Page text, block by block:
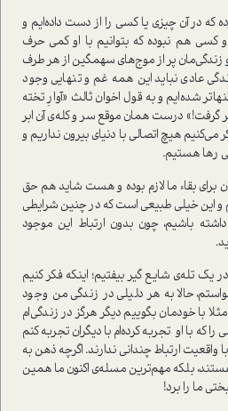
که در آن چیزی یا کسی را از دست داده‌ایم و
و کسی هم نبوده که بتوانیم با او کمی حرف
و زندگی‌مان پر از موج‌های سهمگین از هر طرف
عادی نباید این همه غم و تنهایی وجود
شده‌ایم و به قول اخوان ثالث «آوارِ تخته
گرفت!» درست همان موقع سر و کله‌ی آن ابر
می‌کنیم هیچ اتصالی با دنیای بیرون نداریم و
رها هستیم.
برای بقاء ما لازم بوده و هست شاید هم حق
و این خیلی طبیعی است که در چنین شرایطی
داشته باشیم، چون بدون ارتباط این موجود
تله‌ی شایع گیر بیفتیم؛ اینکه فکر کنیم
حالا به هر دلیلی در زندگی من وجود
با خودمان بگوییم دیگر هرگز در زندگی‌ام
که با او تجربه کرده‌ام با دیگران تجربه کنم
ارتباط چندانی ندارند. اگرچه ذهن به
بلکه مهم‌ترین مسله‌ی اکنون ما همین
ما را برد!